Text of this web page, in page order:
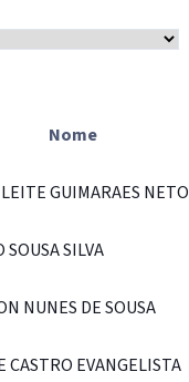
Nome
GUIMARAES NETO
SOUSA SILVA
NUNES DE SOUSA
CASTRO EVANGELISTA